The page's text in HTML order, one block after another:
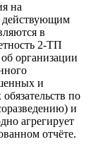
на
действующим
в
2-ТП
организации
и
по
и
агрегирует
отчёте.